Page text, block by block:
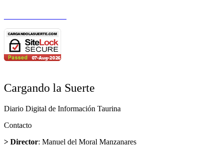
Cargando la Suerte
Diario Digital de Información Taurina
Contacto
> Director: Manuel del Moral Manzanares